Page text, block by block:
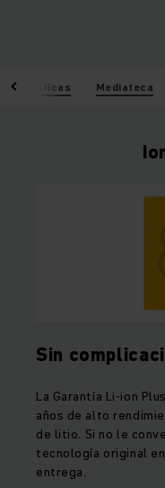
Mediateca
Sin
La Garantía Li-ion
años de alto
de litio. Si no le
tecnología original
entrega.